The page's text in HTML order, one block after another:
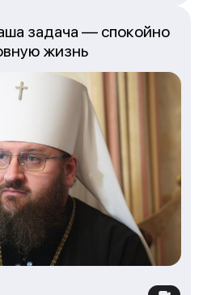
задача — спокойно
жизнь